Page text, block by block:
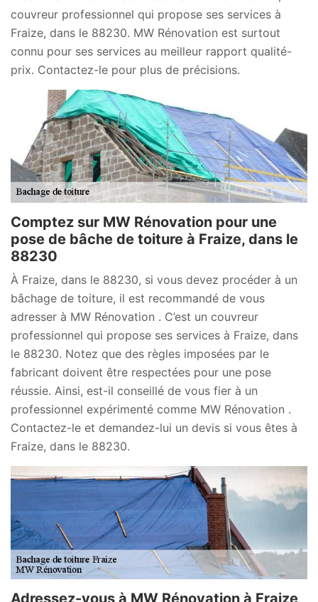
couvreur professionnel qui propose ses services à
Fraize, dans le 88230. MW Rénovation est surtout
connu pour ses services au meilleur rapport qualité-
prix. Contactez-le pour plus de précisions.
Comptez sur MW Rénovation pour une
pose de bâche de toiture à Fraize, dans le
88230
À Fraize, dans le 88230, si vous devez procéder à un
bâchage de toiture, il est recommandé de vous
adresser à MW Rénovation . C’est un couvreur
professionnel qui propose ses services à Fraize, dans
le 88230. Notez que des règles imposées par le
fabricant doivent être respectées pour une pose
réussie. Ainsi, est-il conseillé de vous fier à un
professionnel expérimenté comme MW Rénovation .
Contactez-le et demandez-lui un devis si vous êtes à
Fraize, dans le 88230.